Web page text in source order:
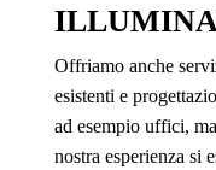
Offriamo anche
esistenti e
ad esempio uffici,
nostra esperienza si